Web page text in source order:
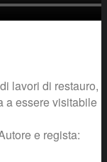
lavori di restauro,
a essere visitabile
e regista: